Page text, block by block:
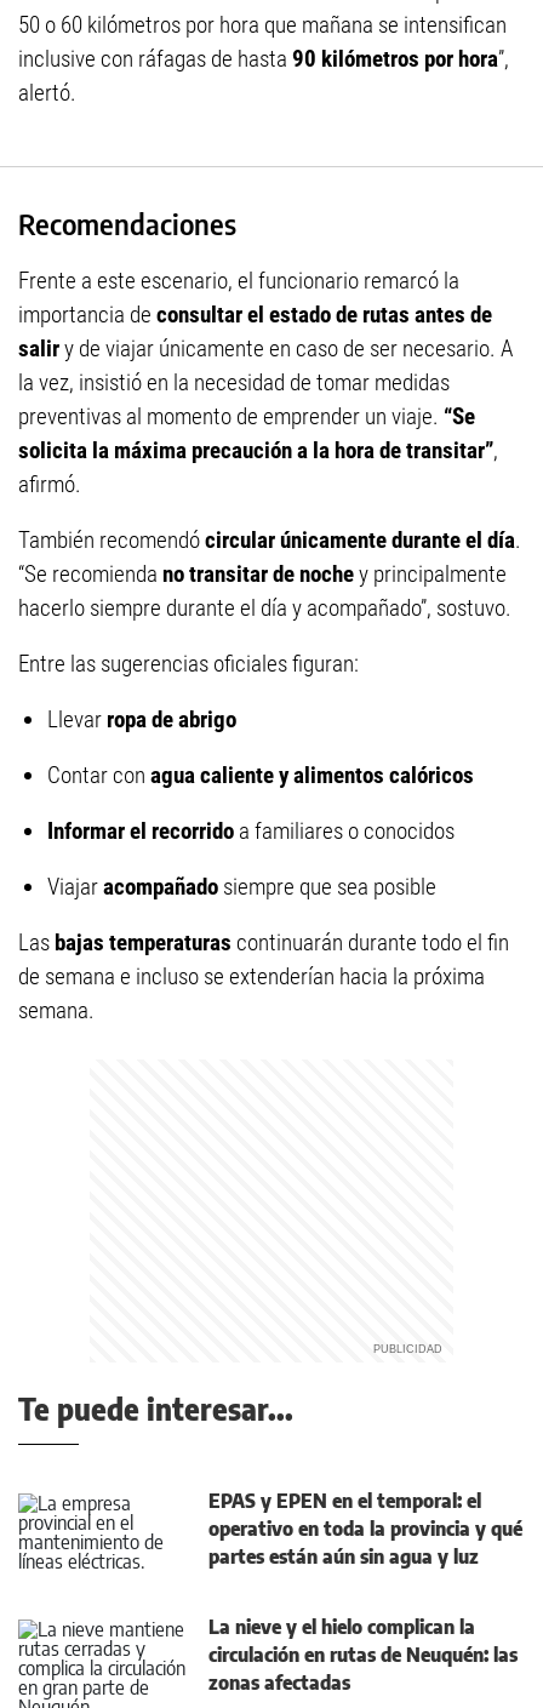
50 o 60 kilómetros por hora que mañana se intensifican
inclusive con ráfagas de hasta 90 kilómetros por hora”,
alertó.
Recomendaciones
Frente a este escenario, el funcionario remarcó la
importancia de consultar el estado de rutas antes de
saliry de viajar únicamente en caso de ser necesario. A
la vez, insistió en la necesidad de tomar medidas
preventivas al momento de emprender un viaje. “Se
solicita la máxima precaución a la hora de transitar”,
afirmó.
También recomendócircular únicamente durante el día.
“Se recomienda no transitar de nochey principalmente
hacerlo siempre durante el día y acompañado”, sostuvo.
Entre las sugerencias oficiales figuran:
Llevar ropa de abrigo
Contar con agua caliente y alimentos calóricos
Informar el recorrido a familiares o conocidos
Viajaracompañado siempre que sea posible
Las bajas temperaturas continuarán durante todo el fin
de semana e incluso se extenderían hacia la próxima
semana.
Te puede interesar...
EPAS y EPEN en el temporal: el
operativo en toda la provincia y qué
partes están aún sin agua y luz
La nieve y el hielo complican la
circulación en rutas de Neuquén: las
zonas afectadas